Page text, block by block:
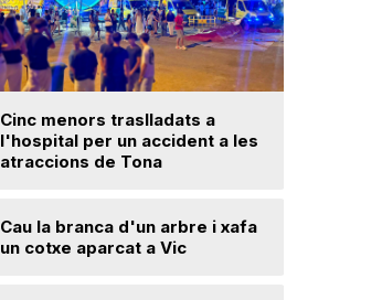
Cinc menors traslladats a
l'hospital per un accident a les
atraccions de Tona
Cau la branca d'un arbre i xafa
un cotxe aparcat a Vic